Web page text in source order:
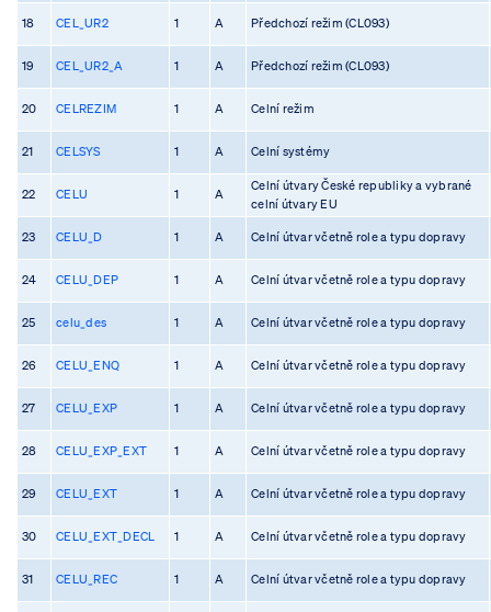
18 CEL_UR2 1 A Předchozí režim (CL093)
19 CEL_UR2_A 1 A Předchozí režim (CL093)
20 CELREZIM 1 A Celní režim
21 CELSYS 1 A Celní systémy
22 CELU 1 A
Celní útvary České republiky a vybrané
celní útvary EU
23 CELU_D 1 A Celní útvar včetně role a typu dopravy
24 CELU_DEP 1 A Celní útvar včetně role a typu dopravy
25 celu_des 1 A Celní útvar včetně role a typu dopravy
26 CELU_ENQ 1 A Celní útvar včetně role a typu dopravy
27 CELU_EXP 1 A Celní útvar včetně role a typu dopravy
28 CELU_EXP_EXT 1 A Celní útvar včetně role a typu dopravy
29 CELU_EXT 1 A Celní útvar včetně role a typu dopravy
30 CELU_EXT_DECL 1 A Celní útvar včetně role a typu dopravy
31 CELU_REC 1 A Celní útvar včetně role a typu dopravy